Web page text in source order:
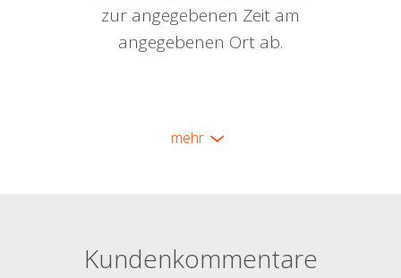
zur angegebenen Zeit am
angegebenen Ort ab.
mehr
Kundenkommentare